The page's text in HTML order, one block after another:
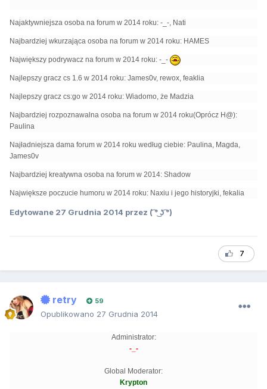
Najaktywniejsza osoba na forum w 2014 roku: -_-, Nati
Najbardziej wkurzająca osoba na forum w 2014 roku: HAMES
Największy podrywacz na forum w 2014 roku: -_-
Najlepszy gracz cs 1.6 w 2014 roku: James0v, rewox, feaklia
Najlepszy gracz cs:go w 2014 roku: Wiadomo, że Madzia
Najbardziej rozpoznawalna osoba na forum w 2014 roku(Oprócz H@):
Paulina
Najładniejsza dama forum w 2014 roku według ciebie: Paulina, Magda,
James0v
Najbardziej kreatywna osoba na forum w 2014: Shadow
Największe poczucie humoru w 2014 roku: Naxiu i jego historyjki, fekalia
Edytowane 27 Grudnia 2014 przez ( ͡° ͜ʖ ͡°)
7
retry 59
Opublikowano 27 Grudnia 2014
Administrator:
-_-
Global Moderator:
Krypton